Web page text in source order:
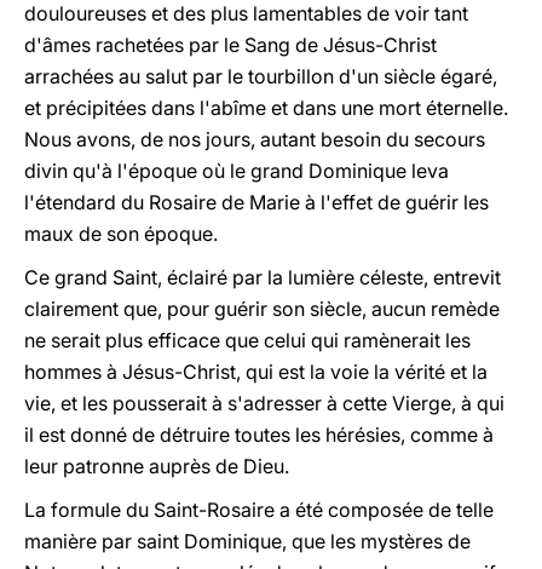
douloureuses et des plus lamentables de voir tant
d'âmes rachetées par le Sang de Jésus-Christ
arrachées au salut par le tourbillon d'un siècle égaré,
et précipitées dans l'abîme et dans une mort éternelle.
Nous avons, de nos jours, autant besoin du secours
divin qu'à l'époque où le grand Dominique leva
l'étendard du Rosaire de Marie à l'effet de guérir les
maux de son époque.
Ce grand Saint, éclairé par la lumière céleste, entrevit
clairement que, pour guérir son siècle, aucun remède
ne serait plus efficace que celui qui ramènerait les
hommes à Jésus-Christ, qui est la voie la vérité et la
vie, et les pousserait à s'adresser à cette Vierge, à qui
il est donné de détruire toutes les hérésies, comme à
leur patronne auprès de Dieu.
La formule du Saint-Rosaire a été composée de telle
manière par saint Dominique, que les mystères de